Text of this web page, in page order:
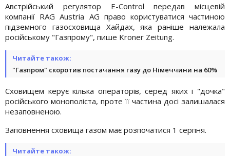
Австрійський регулятор E-Control передав місцевій
компанії RAG Austria AG право користуватися частиною
підземного газосховища Хайдах, яка раніше належала
російському "Газпрому", пише Kroner Zeitung.
Читайте також:
"Газпром" скоротив постачання газу до Німеччини на 60%
Сховищем керує кілька операторів, серед яких і "дочка"
російського монополіста, проте її частина досі залишалася
незаповненою.
Заповнення сховища газом має розпочатися 1 серпня.
Читайте також: